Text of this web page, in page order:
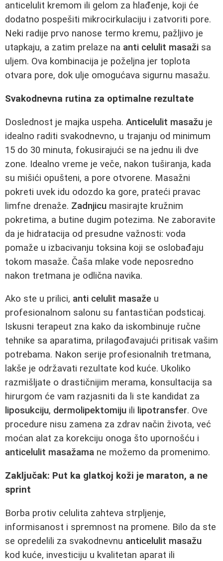
anticelulit kremom ili gelom za hlađenje, koji će
dodatno pospešiti mikrocirkulaciju i zatvoriti pore.
Neki radije prvo nanose termo kremu, pažljivo je
utapkaju, a zatim prelaze na anti celulit masaži sa
uljem. Ova kombinacija je poželjna jer toplota
otvara pore, dok ulje omogućava sigurnu masažu.
Svakodnevna rutina za optimalne rezultate
Doslednost je majka uspeha. Anticelulit masažu je
idealno raditi svakodnevno, u trajanju od minimum
15 do 30 minuta, fokusirajući se na jednu ili dve
zone. Idealno vreme je veče, nakon tuširanja, kada
su mišići opušteni, a pore otvorene. Masažni
pokreti uvek idu odozdo ka gore, prateći pravac
limfne drenaže. Zadnjicu masirajte kružnim
pokretima, a butine dugim potezima. Ne zaboravite
da je hidratacija od presudne važnosti: voda
pomaže u izbacivanju toksina koji se oslobađaju
tokom masaže. Čaša mlake vode neposredno
nakon tretmana je odlična navika.
Ako ste u prilici, anti celulit masaže u
profesionalnom salonu su fantastičan podsticaj.
Iskusni terapeut zna kako da iskombinuje ručne
tehnike sa aparatima, prilagođavajući pritisak vašim
potrebama. Nakon serije profesionalnih tretmana,
lakše je održavati rezultate kod kuće. Ukoliko
razmišljate o drastičnijim merama, konsultacija sa
hirurgom će vam razjasniti da li ste kandidat za
liposukciju, dermolipektomiju ili lipotransfer. Ove
procedure nisu zamena za zdrav način života, već
moćan alat za korekciju onoga što upornošću i
anticelulit masažama ne možemo da promenimo.
Zaključak: Put ka glatkoj koži je maraton, a ne
sprint
Borba protiv celulita zahteva strpljenje,
informisanost i spremnost na promene. Bilo da ste
se opredelili za svakodnevnu anticelulit masažu
kod kuće, investiciju u kvalitetan aparat ili